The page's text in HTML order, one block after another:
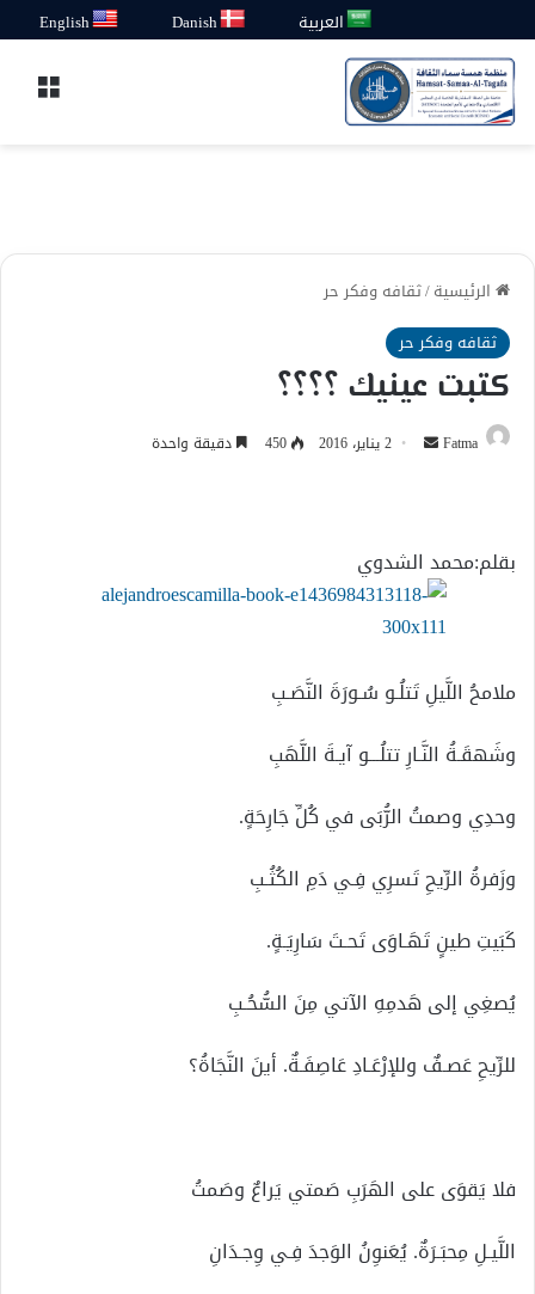
العربية Danish
English
الرئيسية/ثقافه وفكر حر
ثقافه وفكر حر
كتبت عينيك ؟؟؟؟
Fatma
أرسل 2 يناير، 2016 450 دقيقة واحدة
بقلم:محمد الشدوي
ملامحُ اللَّيلِ تَتلُـو سُـورَةَ النَّصَـبِ
وشَهقَـةُ النَّـارِ تتلُـــو آيـةَ اللَّهَبِ
وحدِي وصمتُ الرُّبَى في كُلِّ جَارِحَةٍ.
وزَفرةُ الرِّيحِ تَسرِي فِـي دَمِ الكُثُـبِ
كَبَيتِ طينٍ تَهَـاوَى تَحـتَ سَارِيَـةٍ.
يُصغِي إلى هَدمِهِ الآتي مِنَ السُّحُـبِ
للرِّيحِ عَصـفٌ وللإرْعَـادِ عَاصِفَـةٌ. أينَ النَّجَاةُ؟
فلا يَقوَى على الهَرَبِ صَمتي يَراعٌ وصَمتُ
اللَّيـلِ مِحبَـرَةٌ. يُعَنوِنُ الوَجدَ فِـي وِجـدَانِ